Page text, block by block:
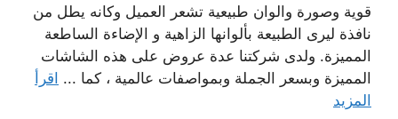
قوية وصورة والوان طبيعية تشعر العميل وكانه يطل من
نافذة ليرى الطبيعة بألوانها الزاهية و الإضاءة الساطعة
المميزة. ولدى شركتنا عدة عروض على هذه الشاشات
المميزة وبسعر الجملة وبمواصفات عالمية ، كما ... اقرأ
المزيد